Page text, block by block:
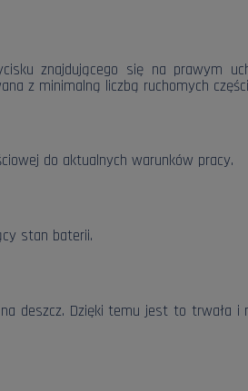
znajdującego się na prawym
z minimalną liczbą ruchomych
do aktualnych warunków pracy.
stan baterii.
deszcz. Dzięki temu jest to trwała